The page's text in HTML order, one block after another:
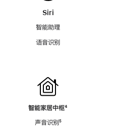
Siri
智能助理
语音识别
智能家居中枢脚
⁴
声音识别脚
⁵